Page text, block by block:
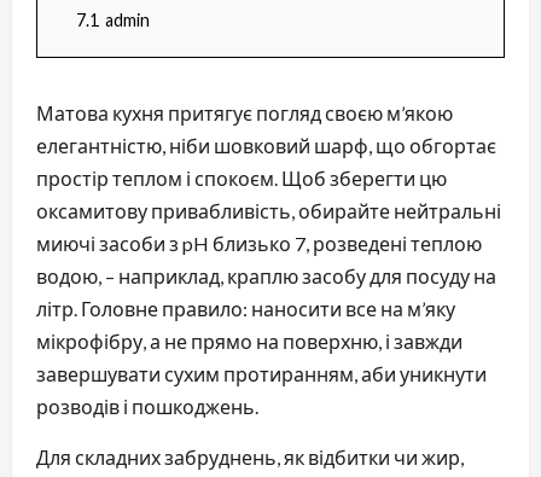
7.1 admin
Матова кухня притягує погляд своєю м’якою
елегантністю, ніби шовковий шарф, що обгортає
простір теплом і спокоєм. Щоб зберегти цю
оксамитову привабливість, обирайте нейтральні
миючі засоби з pH близько 7, розведені теплою
водою, – наприклад, краплю засобу для посуду на
літр. Головне правило: наносити все на м’яку
мікрофібру, а не прямо на поверхню, і завжди
завершувати сухим протиранням, аби уникнути
розводів і пошкоджень.
Для складних забруднень, як відбитки чи жир,